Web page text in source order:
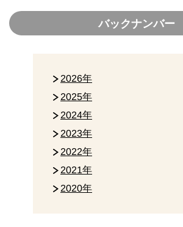
バックナンバー
2026年
2025年
2024年
2023年
2022年
2021年
2020年